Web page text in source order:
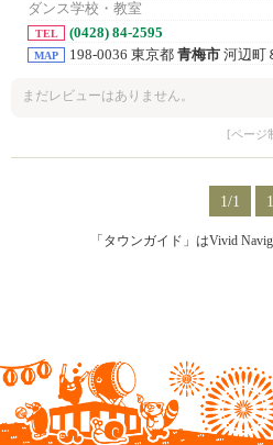
ダンス学校・教室
TEL (0428) 84-2595
MAP 198-0036 東京都 青梅市 河辺町
まだレビューはありません。
[ページ
1/1 1
「タウンガイド」はVivid